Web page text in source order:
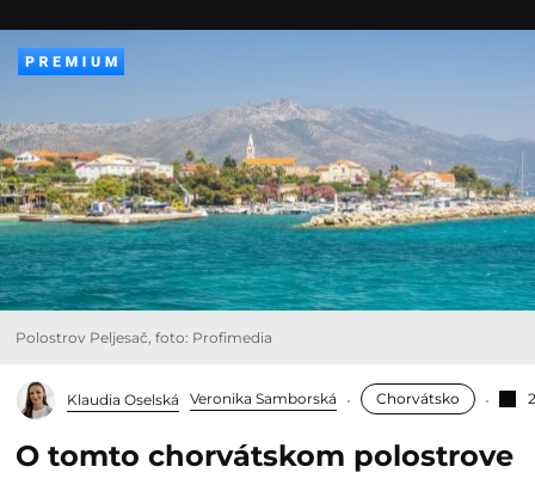
Polostrov Peljesač, foto: Profimedia
Klaudia Oselská Veronika Samborská Chorvátsko
O tomto chorvátskom polostrove